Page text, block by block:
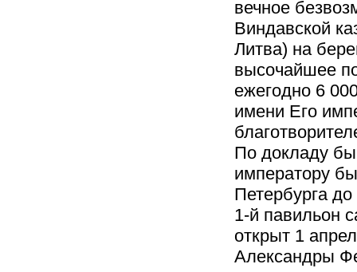
вечное
Виндавской
Литва) на
высочайшее
ежегодно 6
имени Его
По докладу
императору
Петербурга
1-й павильон
открыт 1
Александры